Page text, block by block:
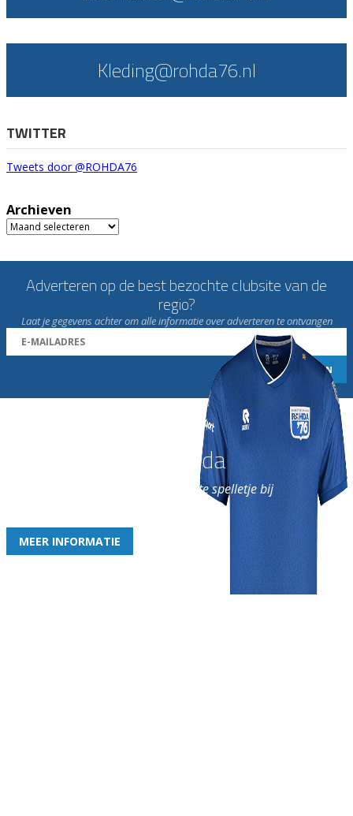
Kleding@rohda76.nl
TWITTER
Tweets door @ROHDA76
Archieven
Archieven
Adverteren op de best bezochte clubsite van de
regio?
Laat je gegevens achter om alle informatie over adverteren te ontvangen
Word nu lid van Rohda
en geniet iedere week van het leukste spelletje bij
MEER INFORMATIE